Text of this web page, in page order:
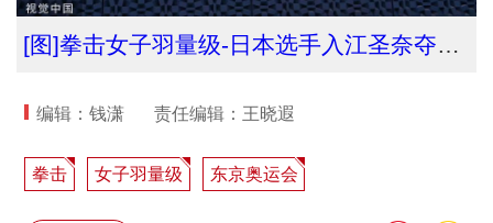
[图]拳击女子羽量级-日本选手入江圣奈夺得冠军
编辑：钱潇 责任编辑：王晓遐
拳击 女子羽量级 东京奥运会